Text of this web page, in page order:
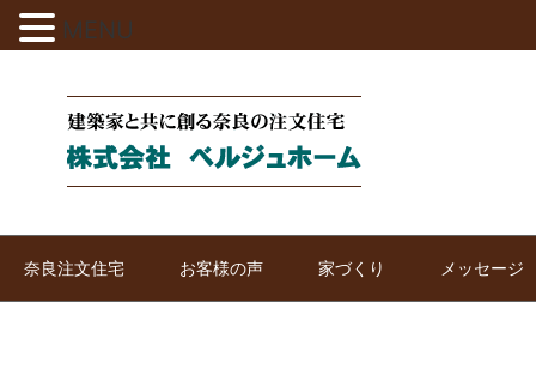
奈良注文住宅 お客様の声 家づくり メッセージ
MENU